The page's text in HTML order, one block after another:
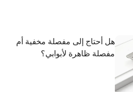
هل أحتاج إلى مفصلة مخفية أم
مفصلة ظاهرة لأبوابي؟